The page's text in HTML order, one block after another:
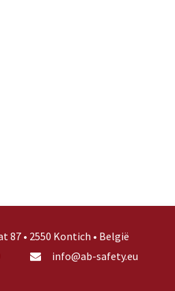
87 • 2550 Kontich • België
info@ab-safety.eu